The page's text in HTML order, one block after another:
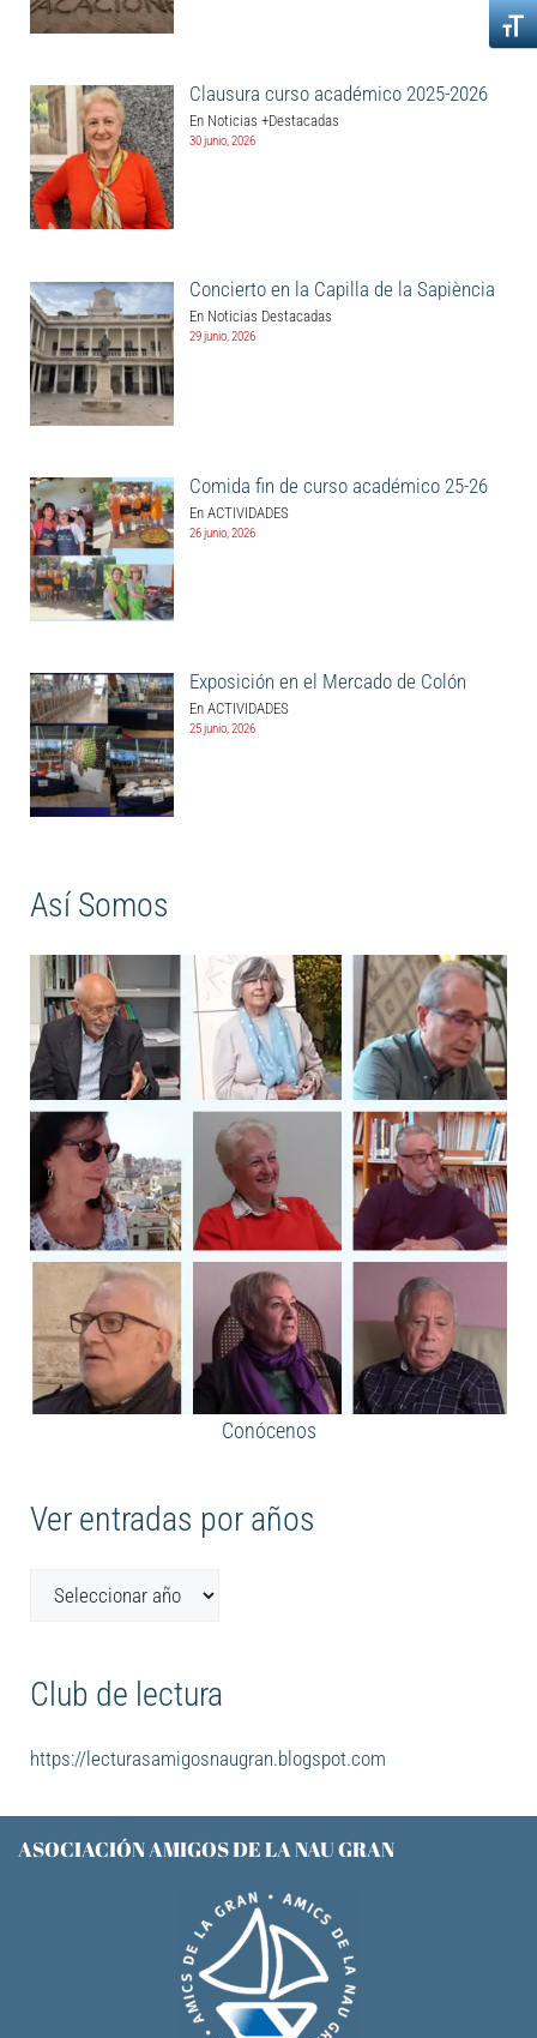
Clausura curso académico 2025-2026
En Noticias +Destacadas
30 junio, 2026
Concierto en la Capilla de la Sapiència
En Noticias Destacadas
29 junio, 2026
Comida fin de curso académico 25-26
En ACTIVIDADES
26 junio, 2026
Exposición en el Mercado de Colón
En ACTIVIDADES
25 junio, 2026
Así Somos
Conócenos
Ver entradas por años
Club de lectura
https://lecturasamigosnaugran.blogspot.com
ASOCIACIÓN AMIGOS DE LA NAU GRAN